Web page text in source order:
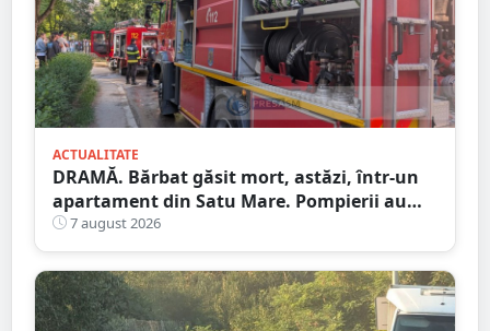
ACTUALITATE
DRAMĂ. Bărbat găsit mort, astăzi, într-un
apartament din Satu Mare. Pompierii au
spart ușa
7 august 2026